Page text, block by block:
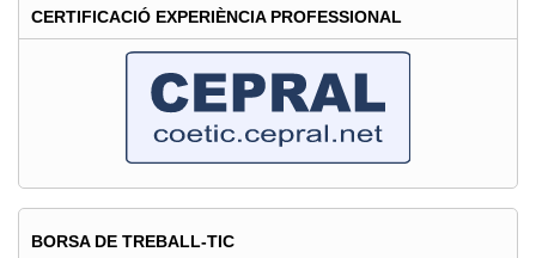
CERTIFICACIÓ EXPERIÈNCIA PROFESSIONAL
BORSA DE TREBALL-TIC